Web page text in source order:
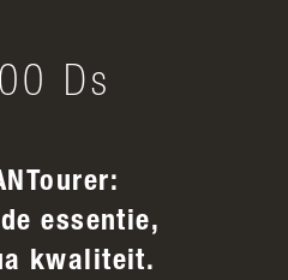
Ds
essentie,
kwaliteit.